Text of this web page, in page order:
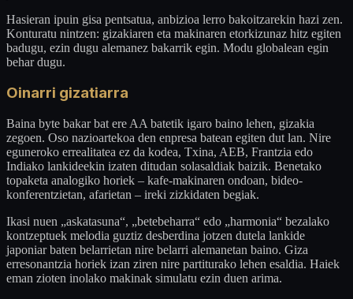
Hasieran ipuin gisa pentsatua, anbizioa lerro bakoitzarekin hazi zen.
Konturatu nintzen: gizakiaren eta makinaren etorkizunaz hitz egiten
badugu, ezin dugu alemanez bakarrik egin. Modu globalean egin
behar dugu.
Oinarri gizatiarra
Baina byte bakar bat ere AA batetik igaro baino lehen, gizakia
zegoen. Oso nazioartekoa den enpresa batean egiten dut lan. Nire
eguneroko errealitatea ez da kodea, Txina, AEB, Frantzia edo
Indiako lankideekin izaten ditudan solasaldiak baizik. Benetako
topaketa analogiko horiek – kafe-makinaren ondoan, bideo-
konferentzietan, afarietan – ireki zizkidaten begiak.
Ikasi nuen „askatasuna“, „betebeharra“ edo „harmonia“ bezalako
kontzeptuek melodia guztiz desberdina jotzen dutela lankide
japoniar baten belarrietan nire belarri alemanetan baino. Giza
erresonantzia horiek izan ziren nire partiturako lehen esaldia. Haiek
eman zioten inolako makinak simulatu ezin duen arima.